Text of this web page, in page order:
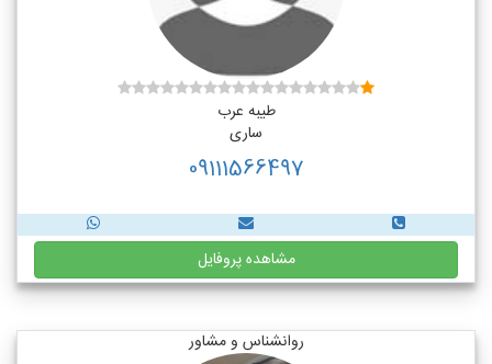
طیبه عرب
ساری
09111566497
مشاهده پروفایل
روانشناس و مشاور